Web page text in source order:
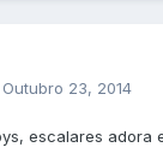
Outubro 23, 2014
escalares adora